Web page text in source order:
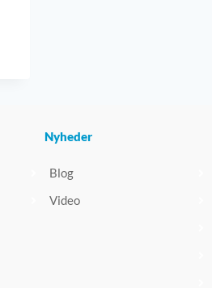
Nyheder
Blog
Video